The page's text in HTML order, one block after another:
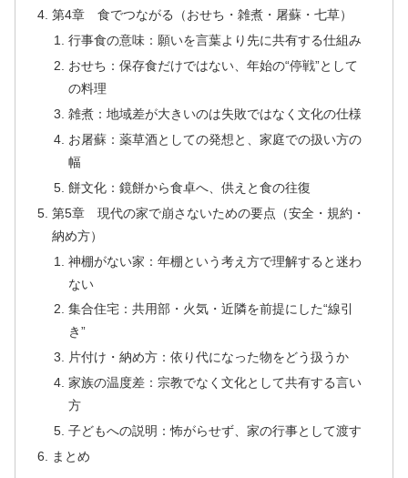
第4章 食でつながる（おせち・雑煮・屠蘇・七草）
行事食の意味：願いを言葉より先に共有する仕組み
おせち：保存食だけではない、年始の“停戦”として
の料理
雑煮：地域差が大きいのは失敗ではなく文化の仕様
お屠蘇：薬草酒としての発想と、家庭での扱い方の
幅
餅文化：鏡餅から食卓へ、供えと食の往復
第5章 現代の家で崩さないための要点（安全・規約・
納め方）
神棚がない家：年棚という考え方で理解すると迷わ
ない
集合住宅：共用部・火気・近隣を前提にした“線引
き”
片付け・納め方：依り代になった物をどう扱うか
家族の温度差：宗教でなく文化として共有する言い
方
子どもへの説明：怖がらせず、家の行事として渡す
まとめ